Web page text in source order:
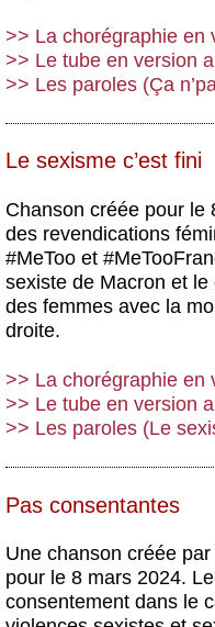
>> La chorégraphie en
>> Le tube en version
>> Les paroles (Ça
Le sexisme c’est fini
Chanson créée pour le
des revendications
#MeToo et
sexiste de Macron et
des femmes avec la
droite.
>> La chorégraphie en
>> Le tube en version
>> Les paroles (Le
Pas consentantes
Une chanson créée
pour le 8 mars 2024.
consentement dans le